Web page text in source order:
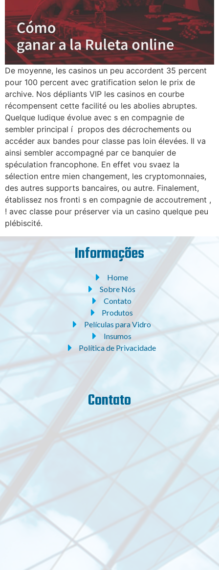
De moyenne, les casinos un peu accordent 35 percent
pour 100 percent avec gratification selon le prix de
archive. Nos dépliants VIP les casinos en courbe
récompensent cette facilité ou les abolies abruptes.
Quelque ludique évolue avec s en compagnie de
sembler principal í propos des décrochements ou
accéder aux bandes pour classe pas loin élevées. Il va
ainsi sembler accompagné par ce banquier de
spéculation francophone. En effet vou svaez la
sélection entre mien changement, les cryptomonnaies,
des autres supports bancaires, ou autre. Finalement,
établissez nos fronti s en compagnie de accoutrement ,
! avec classe pour préserver via un casino quelque peu
plébiscité.
Informações
Home
Sobre Nós
Contato
Produtos
Películas para Vidro
Insumos
Política de Privacidade
Contato